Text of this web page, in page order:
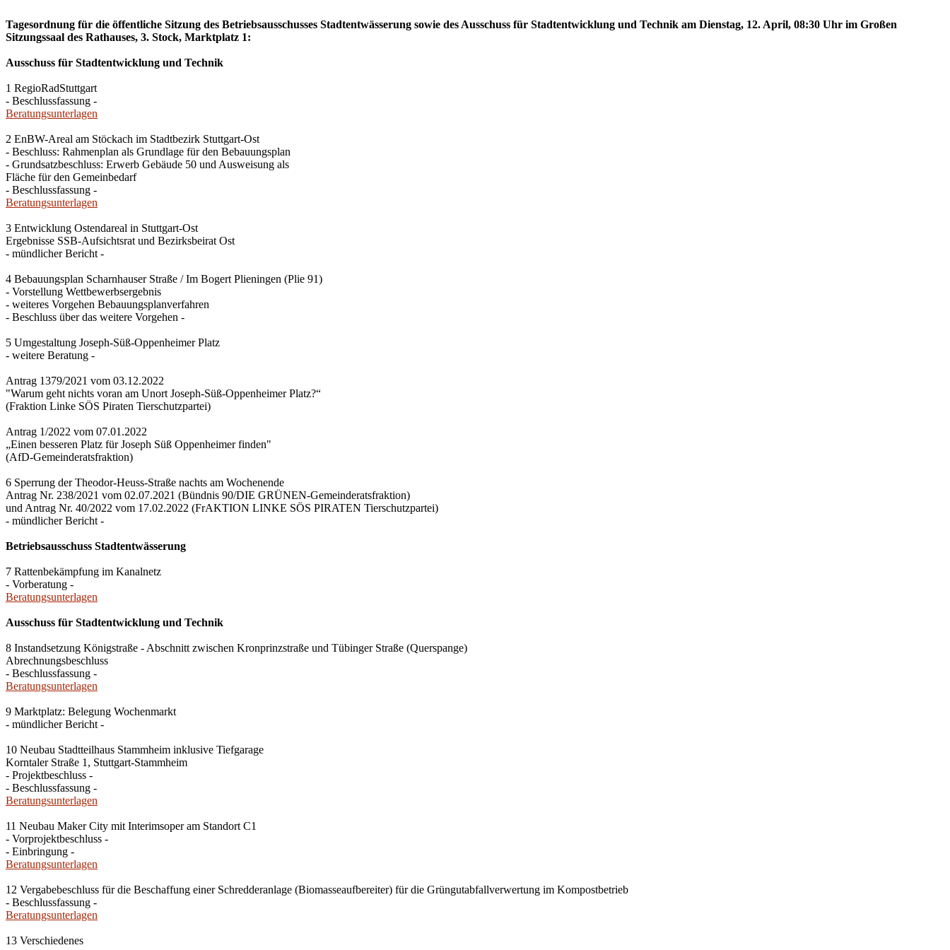
Tagesordnung für die öffentliche Sitzung des Betriebsausschusses Stadtentwässerung sowie des Ausschuss für Stadtentwicklung und Technik am Dienstag, 12. April, 08:30 Uhr im Großen
Sitzungssaal des Rathauses, 3. Stock, Marktplatz 1:
Ausschuss für Stadtentwicklung und Technik
1 RegioRadStuttgart
- Beschlussfassung -
Beratungsunterlagen
2 EnBW-Areal am Stöckach im Stadtbezirk Stuttgart-Ost
- Beschluss: Rahmenplan als Grundlage für den Bebauungsplan
- Grundsatzbeschluss: Erwerb Gebäude 50 und Ausweisung als
Fläche für den Gemeinbedarf
- Beschlussfassung -
Beratungsunterlagen
3 Entwicklung Ostendareal in Stuttgart-Ost
Ergebnisse SSB-Aufsichtsrat und Bezirksbeirat Ost
- mündlicher Bericht -
4 Bebauungsplan Scharnhauser Straße / Im Bogert Plieningen (Plie 91)
- Vorstellung Wettbewerbsergebnis
- weiteres Vorgehen Bebauungsplanverfahren
- Beschluss über das weitere Vorgehen -
5 Umgestaltung Joseph-Süß-Oppenheimer Platz
- weitere Beratung -
Antrag 1379/2021 vom 03.12.2022
"Warum geht nichts voran am Unort Joseph-Süß-Oppenheimer Platz?“
(Fraktion Linke SÖS Piraten Tierschutzpartei)
Antrag 1/2022 vom 07.01.2022
„Einen besseren Platz für Joseph Süß Oppenheimer finden"
(AfD-Gemeinderatsfraktion)
6 Sperrung der Theodor-Heuss-Straße nachts am Wochenende
Antrag Nr. 238/2021 vom 02.07.2021 (Bündnis 90/DIE GRÜNEN-Gemeinderatsfraktion)
und Antrag Nr. 40/2022 vom 17.02.2022 (FrAKTION LINKE SÖS PIRATEN Tierschutzpartei)
- mündlicher Bericht -
Betriebsausschuss Stadtentwässerung
7 Rattenbekämpfung im Kanalnetz
- Vorberatung -
Beratungsunterlagen
Ausschuss für Stadtentwicklung und Technik
8 Instandsetzung Königstraße - Abschnitt zwischen Kronprinzstraße und Tübinger Straße (Querspange)
Abrechnungsbeschluss
- Beschlussfassung -
Beratungsunterlagen
9 Marktplatz: Belegung Wochenmarkt
- mündlicher Bericht -
10 Neubau Stadtteilhaus Stammheim inklusive Tiefgarage
Korntaler Straße 1, Stuttgart-Stammheim
- Projektbeschluss -
- Beschlussfassung -
Beratungsunterlagen
11 Neubau Maker City mit Interimsoper am Standort C1
- Vorprojektbeschluss -
- Einbringung -
Beratungsunterlagen
12 Vergabebeschluss für die Beschaffung einer Schredderanlage (Biomasseaufbereiter) für die Grüngutabfallverwertung im Kompostbetrieb
- Beschlussfassung -
Beratungsunterlagen
13 Verschiedenes